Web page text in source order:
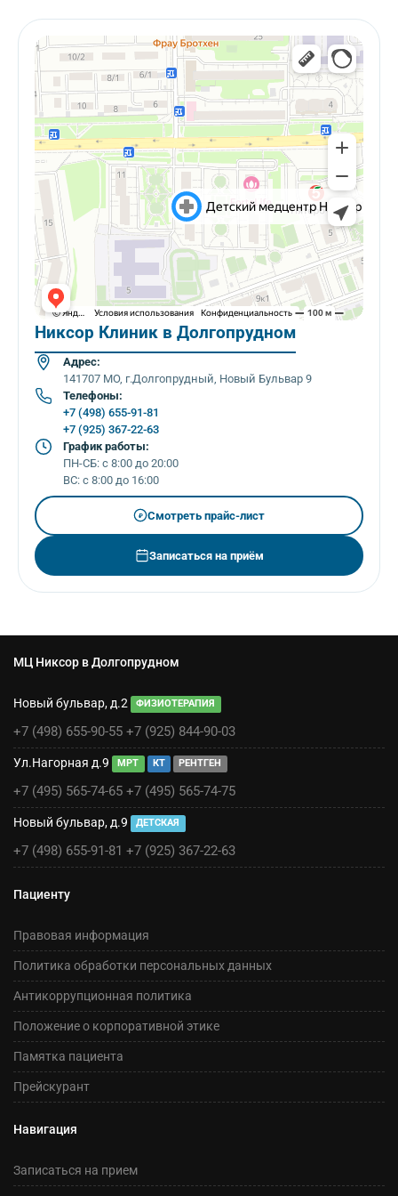
Никсор Клиник в Долгопрудном
Адрес:
141707 МО, г.Долгопрудный, Новый Бульвар 9
Телефоны:
+7 (498) 655-91-81
+7 (925) 367-22-63
График работы:
ПН-СБ: с 8:00 до 20:00
ВС: с 8:00 до 16:00
₽ Смотреть прайс-лист
Записаться на приём
МЦ Никсор в Долгопрудном
Новый бульвар, д.2 ФИЗИОТЕРАПИЯ
+7 (498) 655-90-55 +7 (925) 844-90-03
Ул.Нагорная д.9 МРТ КТ РЕНТГЕН
+7 (495) 565-74-65 +7 (495) 565-74-75
Новый бульвар, д.9 ДЕТСКАЯ
+7 (498) 655-91-81 +7 (925) 367-22-63
Пациенту
Правовая информация
Политика обработки персональных данных
Антикоррупционная политика
Положение о корпоративной этике
Памятка пациента
Прейскурант
Навигация
Записаться на прием